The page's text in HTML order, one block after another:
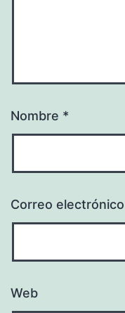
Nombre *
Correo electrónico
Web